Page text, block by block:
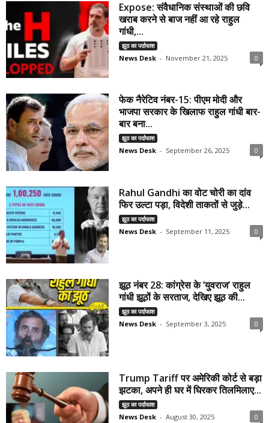
Expose: संवैधानिक संस्थाओं की छवि
खराब करने से बाज नहीं आ रहे राहुल
गांधी,...
झूठ का पर्दाफाश
News Desk - November 21, 2025 0
फेक नैरेटिव नंबर-15: पीएम मोदी और
भाजपा सरकार के खिलाफ राहुल गांधी बार-
बार बना...
झूठ का पर्दाफाश
News Desk - September 26, 2025 0
Rahul Gandhi का वोट चोरी का दांव
फिर उल्टा पड़ा, विदेशी ताकतों से जुड़े...
झूठ का पर्दाफाश
News Desk - September 11, 2025 0
झूठ नंबर 28: कांग्रेस के ‘युवराज’ राहुल
गांधी झूठों के सरताज, देखिए झूठ की...
झूठ का पर्दाफाश
News Desk - September 3, 2025 0
Trump Tariff पर अमेरिकी कोर्ट से बड़ा
झटका, अपने ही घर में घिरकर तिलमिलाए...
झूठ का पर्दाफाश
News Desk - August 30, 2025 0